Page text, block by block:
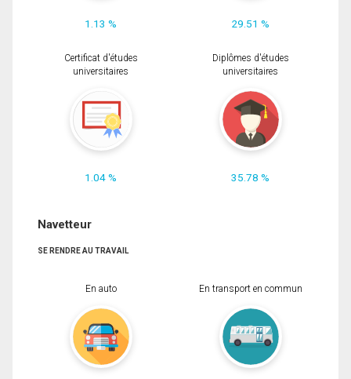
1.13 % 29.51 %
Certificat d'études
universitaires
1.04 %
Diplômes d'études
universitaires
35.78 %
Navetteur
SE RENDRE AU TRAVAIL
En auto En transport en commun